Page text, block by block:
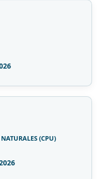
(CPU)